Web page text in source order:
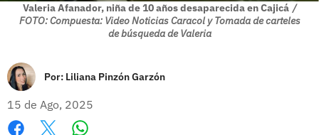
Valeria Afanador, niña de 10 años desaparecida en Cajicá /
FOTO: Compuesta: Video Noticias Caracol y Tomada de carteles
de búsqueda de Valeria
Por: Liliana Pinzón Garzón
15 de Ago, 2025